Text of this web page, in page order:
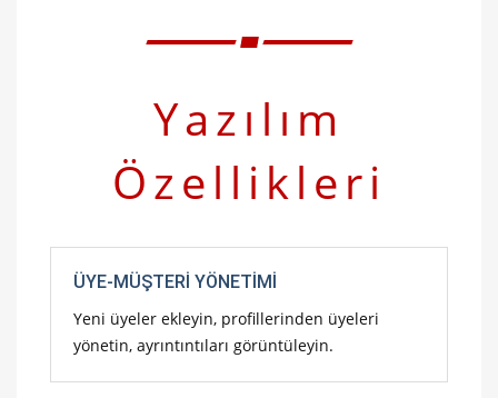
Yazılım
Özellikleri
ÜYE-MÜŞTERI YÖNETIMI
Yeni üyeler ekleyin, profillerinden üyeleri
yönetin, ayrıntıntıları görüntüleyin.